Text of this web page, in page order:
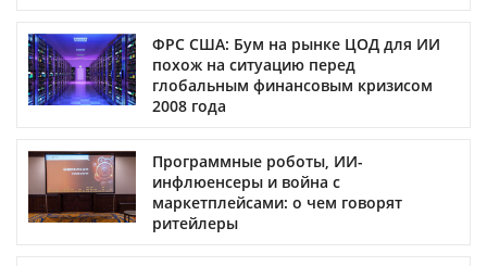
ФРС США: Бум на рынке ЦОД для ИИ
похож на ситуацию перед
глобальным финансовым кризисом
2008 года
Программные роботы, ИИ-
инфлюенсеры и война с
маркетплейсами: о чем говорят
ритейлеры